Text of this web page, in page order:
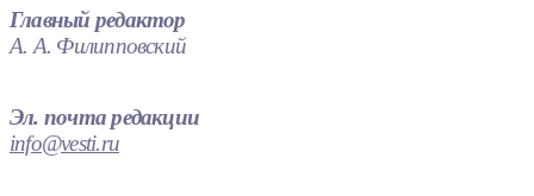
Главный редактор
А. А. Филипповский
Эл. почта редакции
info@vesti.ru